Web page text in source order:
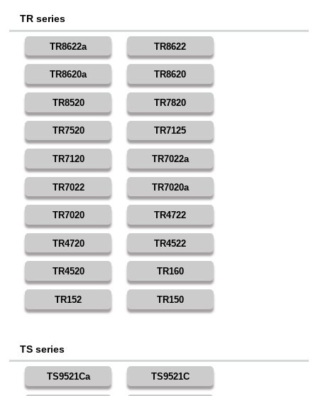
TR series
TR8622a TR8622
TR8620a TR8620
TR8520 TR7820
TR7520 TR7125
TR7120 TR7022a
TR7022 TR7020a
TR7020 TR4722
TR4720 TR4522
TR4520 TR160
TR152 TR150
TS series
TS9521Ca TS9521C